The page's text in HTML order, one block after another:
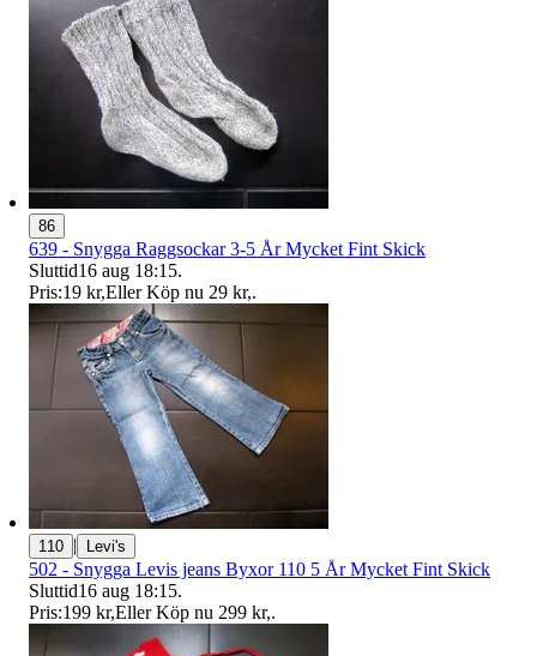
86
639 - Snygga Raggsockar 3-5 År Mycket Fint Skick
Sluttid16 aug 18:15.
Pris:19 kr,Eller Köp nu 29 kr,.
110 | Levi's
502 - Snygga Levis jeans Byxor 110 5 År Mycket Fint Skick
Sluttid16 aug 18:15.
Pris:199 kr,Eller Köp nu 299 kr,.